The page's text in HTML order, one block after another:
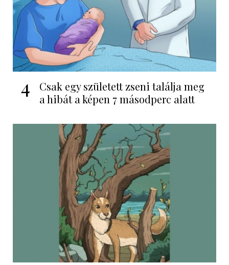
4
Csak egy született zseni találja meg
a hibát a képen 7 másodperc alatt